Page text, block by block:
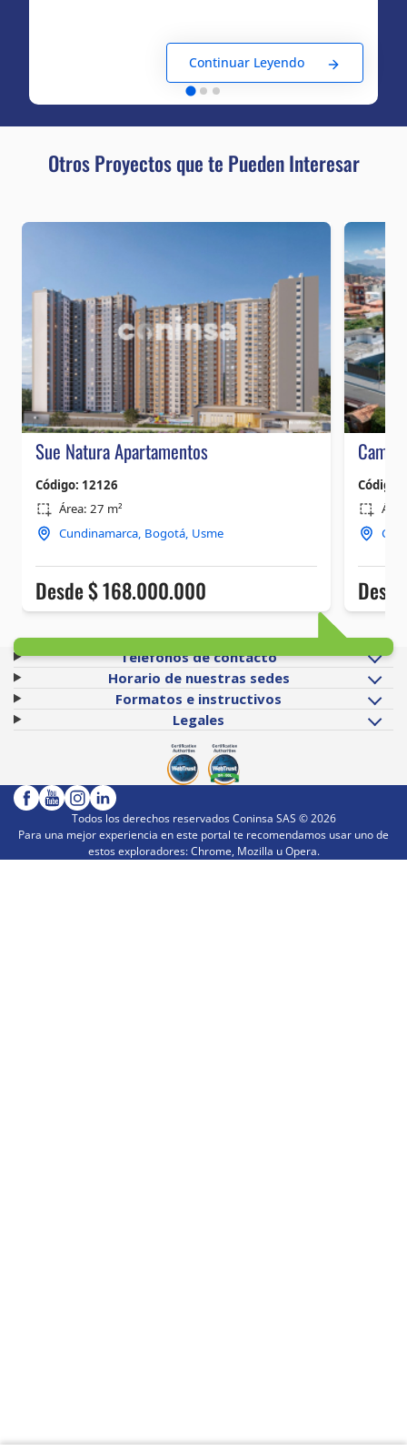
Continuar Leyendo
Otros Proyectos que te Pueden Interesar
Teléfonos de contacto
Horario de nuestras sedes
Formatos e instructivos
Legales
Todos los derechos reservados Coninsa SAS ©2026
Para una mejor experiencia en este portal te recomendamos usar uno de
estos exploradores: Chrome, Mozilla u Opera.